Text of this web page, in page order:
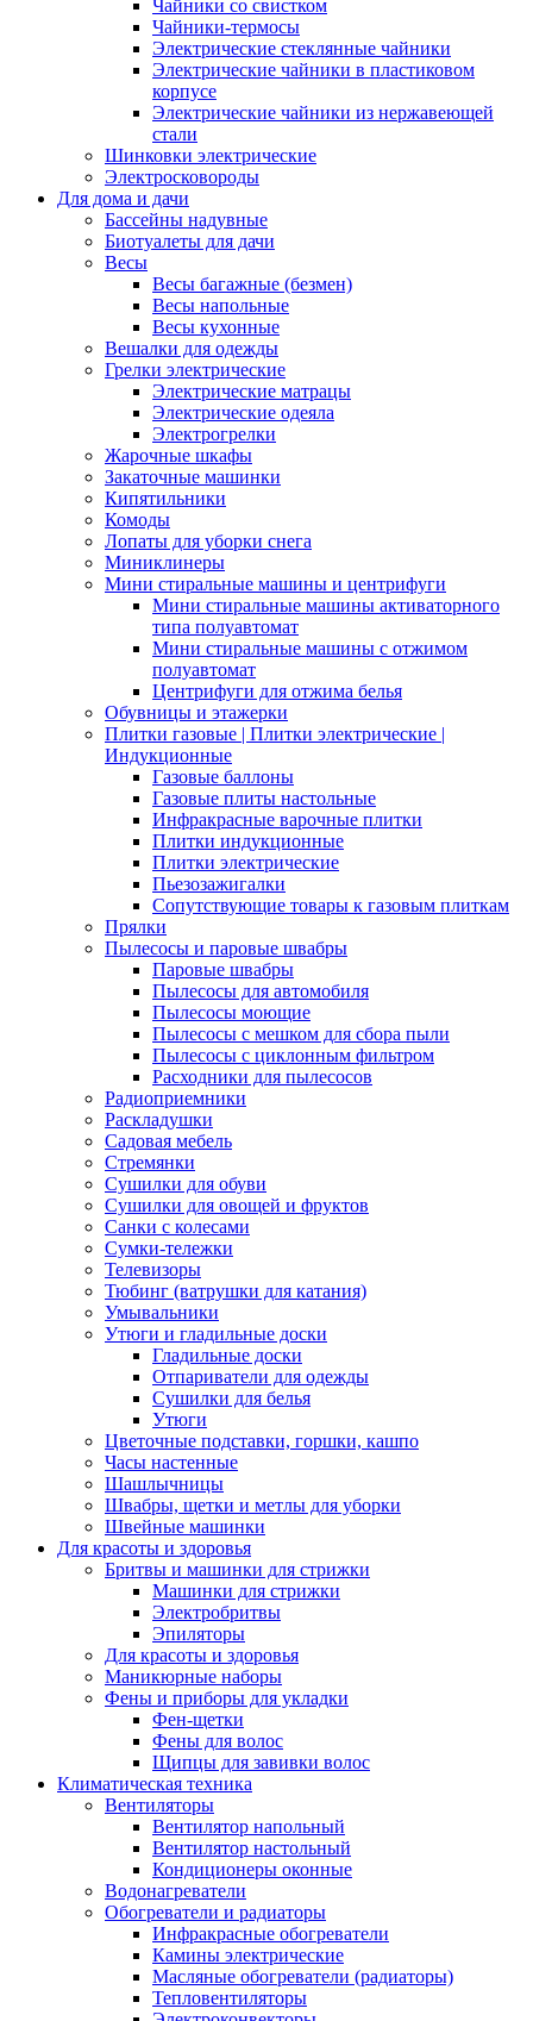
Чайники со свистком
Чайники-термосы
Электрические стеклянные чайники
Электрические чайники в пластиковом
корпусе
Электрические чайники из нержавеющей
стали
Шинковки электрические
Электросковороды
Для дома и дачи
Бассейны надувные
Биотуалеты для дачи
Весы
Весы багажные (безмен)
Весы напольные
Весы кухонные
Вешалки для одежды
Грелки электрические
Электрические матрацы
Электрические одеяла
Электрогрелки
Жарочные шкафы
Закаточные машинки
Кипятильники
Комоды
Лопаты для уборки снега
Миниклинеры
Мини стиральные машины и центрифуги
Мини стиральные машины активаторного
типа полуавтомат
Мини стиральные машины с отжимом
полуавтомат
Центрифуги для отжима белья
Обувницы и этажерки
Плитки газовые | Плитки электрические |
Индукционные
Газовые баллоны
Газовые плиты настольные
Инфракрасные варочные плитки
Плитки индукционные
Плитки электрические
Пьезозажигалки
Сопутствующие товары к газовым плиткам
Прялки
Пылесосы и паровые швабры
Паровые швабры
Пылесосы для автомобиля
Пылесосы моющие
Пылесосы с мешком для сбора пыли
Пылесосы с циклонным фильтром
Расходники для пылесосов
Радиоприемники
Раскладушки
Садовая мебель
Стремянки
Сушилки для обуви
Сушилки для овощей и фруктов
Санки с колесами
Сумки-тележки
Телевизоры
Тюбинг (ватрушки для катания)
Умывальники
Утюги и гладильные доски
Гладильные доски
Отпариватели для одежды
Сушилки для белья
Утюги
Цветочные подставки, горшки, кашпо
Часы настенные
Шашлычницы
Швабры, щетки и метлы для уборки
Швейные машинки
Для красоты и здоровья
Бритвы и машинки для стрижки
Машинки для стрижки
Электробритвы
Эпиляторы
Для красоты и здоровья
Маникюрные наборы
Фены и приборы для укладки
Фен-щетки
Фены для волос
Щипцы для завивки волос
Климатическая техника
Вентиляторы
Вентилятор напольный
Вентилятор настольный
Кондиционеры оконные
Водонагреватели
Обогреватели и радиаторы
Инфракрасные обогреватели
Камины электрические
Масляные обогреватели (радиаторы)
Тепловентиляторы